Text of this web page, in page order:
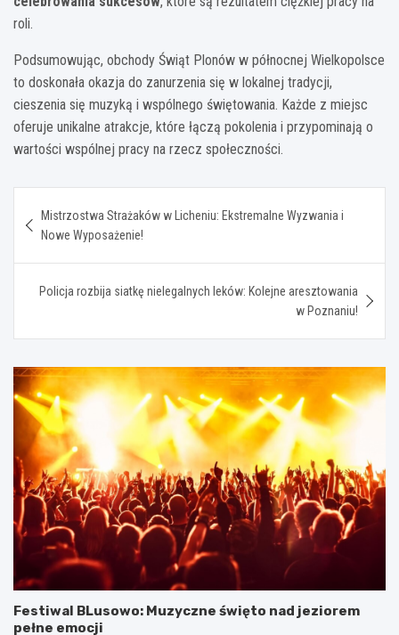
roli.
Podsumowując, obchody Świąt Plonów w północnej Wielkopolsce
to doskonała okazja do zanurzenia się w lokalnej tradycji,
cieszenia się muzyką i wspólnego świętowania. Każde z miejsc
oferuje unikalne atrakcje, które łączą pokolenia i przypominają o
wartości wspólnej pracy na rzecz społeczności.
wpisu
Mistrzostwa Strażaków w Licheniu: Ekstremalne Wyzwania i
Nowe Wyposażenie!
Policja rozbija siatkę nielegalnych leków: Kolejne aresztowania
w Poznaniu!
Festiwal BLusowo: Muzyczne święto nad jeziorem
pełne emocji